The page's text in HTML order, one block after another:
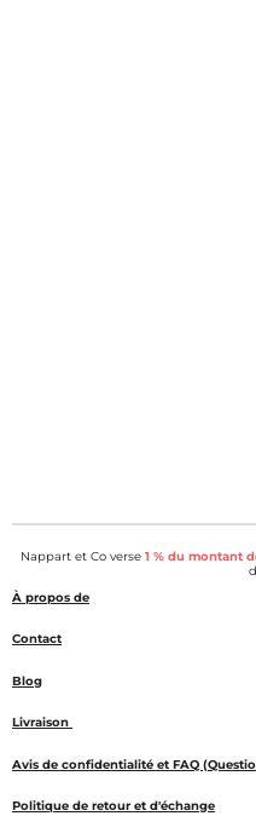
Nappart et Co verse 1 % du montant
À propos de
Contact
Blog
Livraison
Avis de confidentialité et FAQ
Politique de retour et d'échange